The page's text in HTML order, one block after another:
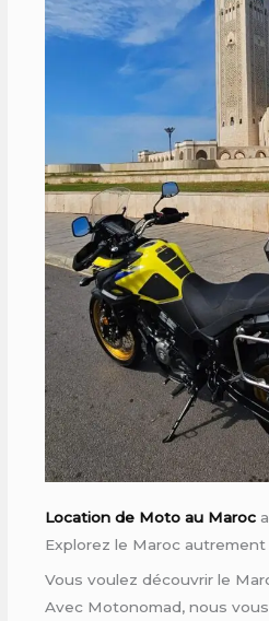
Location de Moto au Maroc
Explorez le Maroc autrement
Vous voulez découvrir le
Avec Motonomad, nous